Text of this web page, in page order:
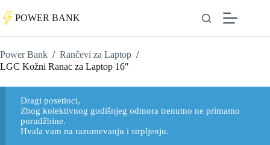
POWER BANK
Power Bank / Rančevi za Laptop /
LGC Kožni Ranac za Laptop 16″
Dragi posetioci,
Zbog kolektivnog godišnjeg odmora trenutno ne primamo
porudžbine.
Hvala vam na razumevanju i strpljenju.